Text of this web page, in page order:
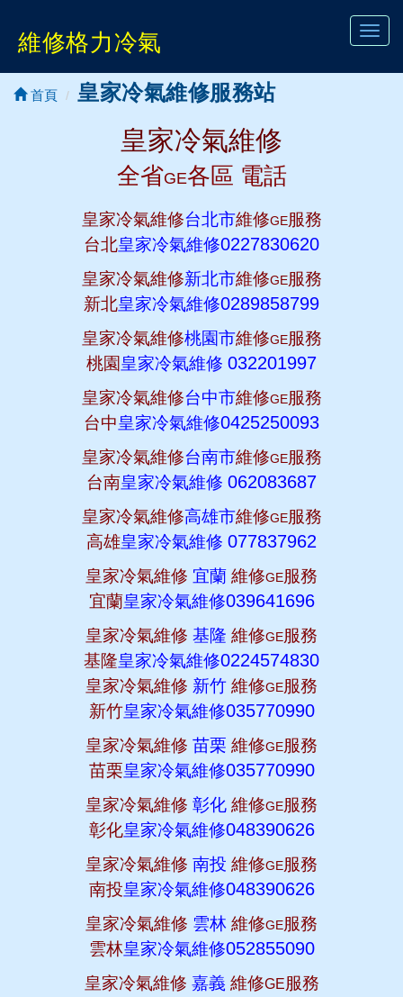
維修格力冷氣
首頁 皇家冷氣維修服務站
皇家冷氣維修
全省GE各區 電話
皇家冷氣維修台北市維修GE服務
台北皇家冷氣維修0227830620
皇家冷氣維修新北市維修GE服務
新北皇家冷氣維修0289858799
皇家冷氣維修桃園市維修GE服務
桃園皇家冷氣維修 032201997
皇家冷氣維修台中市維修GE服務
台中皇家冷氣維修0425250093
皇家冷氣維修台南市維修GE服務
台南皇家冷氣維修 062083687
皇家冷氣維修高雄市維修GE服務
高雄皇家冷氣維修 077837962
皇家冷氣維修 宜蘭 維修GE服務
宜蘭皇家冷氣維修039641696
皇家冷氣維修 基隆 維修GE服務
基隆皇家冷氣維修0224574830
皇家冷氣維修 新竹 維修GE服務
新竹皇家冷氣維修035770990
皇家冷氣維修 苗栗 維修GE服務
苗栗皇家冷氣維修035770990
皇家冷氣維修 彰化 維修GE服務
彰化皇家冷氣維修048390626
皇家冷氣維修 南投 維修GE服務
南投皇家冷氣維修048390626
皇家冷氣維修 雲林 維修GE服務
雲林皇家冷氣維修052855090
皇家冷氣維修 嘉義 維修GE服務